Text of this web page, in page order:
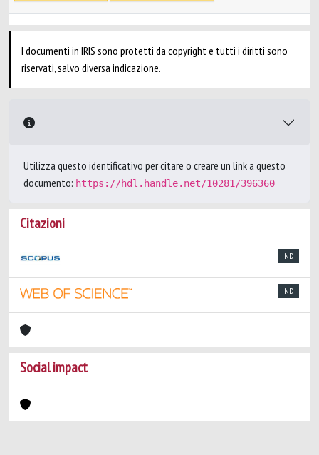
I documenti in IRIS sono protetti da copyright e tutti i diritti sono
riservati, salvo diversa indicazione.
Utilizza questo identificativo per citare o creare un link a questo
documento: https://hdl.handle.net/10281/396360
Citazioni
ND
ND
Social impact